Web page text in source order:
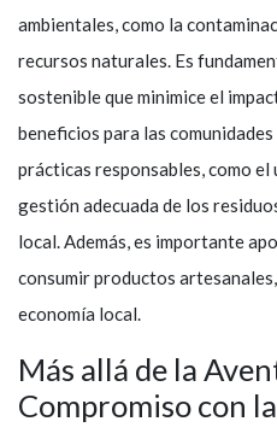
ambientales, como la
recursos naturales. Es
sostenible que minimice el
beneficios para las
prácticas responsables, como
gestión adecuada de los
local. Además, es importante
consumir productos
economía local.
Más allá de la
Compromiso con